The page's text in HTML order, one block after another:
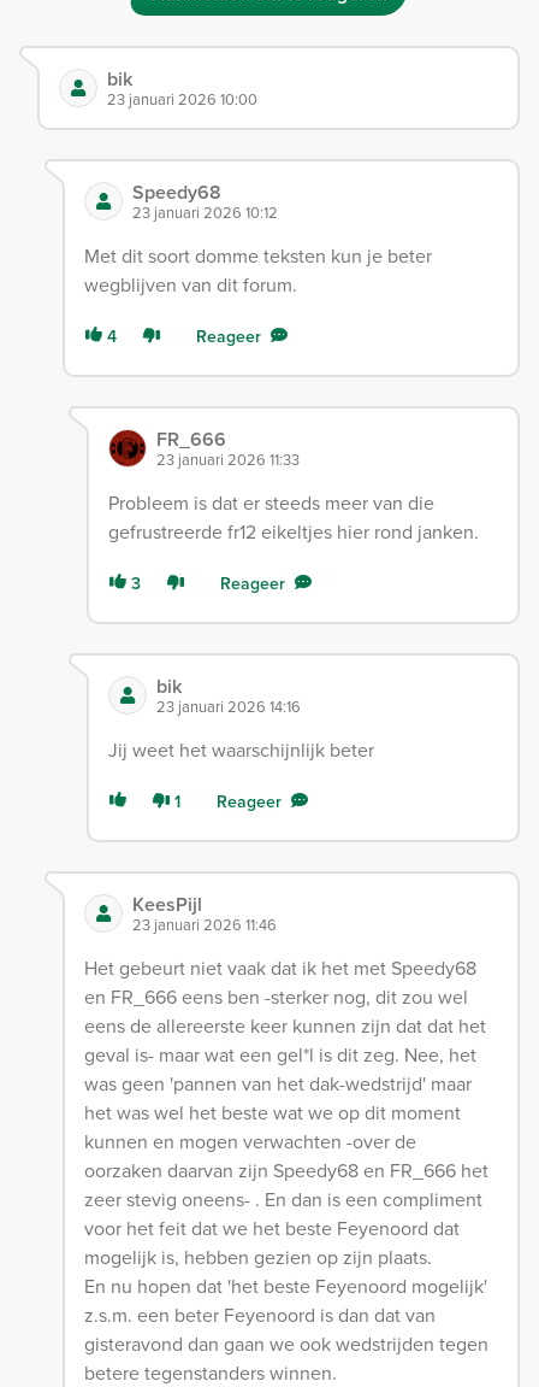
bik
23 januari 2026 10:00
Speedy68
23 januari 2026 10:12
Met dit soort domme teksten kun je beter
wegblijven van dit forum.
4 Reageer
FR_666
23 januari 2026 11:33
Probleem is dat er steeds meer van die
gefrustreerde fr12 eikeltjes hier rond janken.
3 Reageer
bik
23 januari 2026 14:16
Jij weet het waarschijnlijk beter
1 Reageer
KeesPijl
23 januari 2026 11:46
Het gebeurt niet vaak dat ik het met Speedy68
en FR_666 eens ben -sterker nog, dit zou wel
eens de allereerste keer kunnen zijn dat dat het
geval is- maar wat een gel*l is dit zeg. Nee, het
was geen 'pannen van het dak-wedstrijd' maar
het was wel het beste wat we op dit moment
kunnen en mogen verwachten -over de
oorzaken daarvan zijn Speedy68 en FR_666 het
zeer stevig oneens- . En dan is een compliment
voor het feit dat we het beste Feyenoord dat
mogelijk is, hebben gezien op zijn plaats.
En nu hopen dat 'het beste Feyenoord mogelijk'
z.s.m. een beter Feyenoord is dan dat van
gisteravond dan gaan we ook wedstrijden tegen
betere tegenstanders winnen.